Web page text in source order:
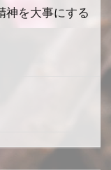
神を大事にする